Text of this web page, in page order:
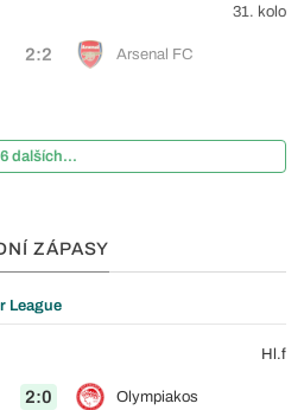
2:2 Arsenal FC
31. kolo
6 dalších...
ZÁPASY
League
2:0 Olympiakos
Hl.f